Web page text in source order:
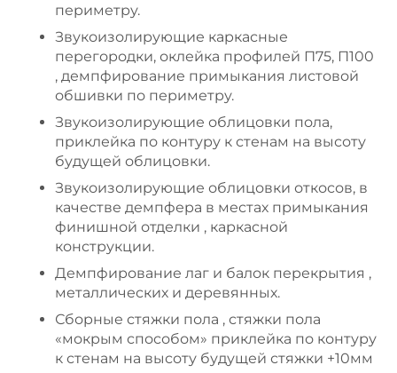
периметру.
Звукоизолирующие каркасные
перегородки, оклейка профилей П75, П100
, демпфирование примыкания листовой
обшивки по периметру.
Звукоизолирующие облицовки пола,
приклейка по контуру к стенам на высоту
будущей облицовки.
Звукоизолирующие облицовки откосов, в
качестве демпфера в местах примыкания
финишной отделки , каркасной
конструкции.
Демпфирование лаг и балок перекрытия ,
металлических и деревянных.
Сборные стяжки пола , стяжки пола
«мокрым способом» приклейка по контуру
к стенам на высоту будущей стяжки +10мм